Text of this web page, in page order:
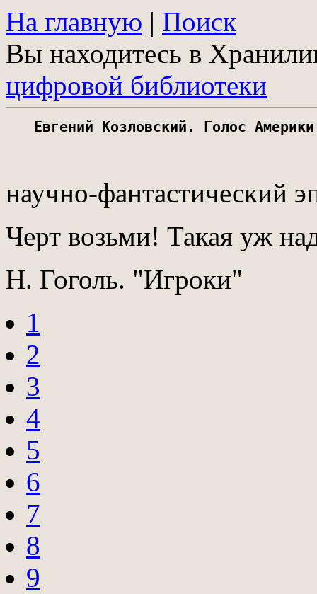
На главную | Поиск
Вы находитесь в
цифровой библиотеки
Евгений Козловский. Голос Америки
научно-фантастический
Черт возьми! Такая уж
Н. Гоголь. "Игроки"
1
2
3
4
5
6
7
8
9